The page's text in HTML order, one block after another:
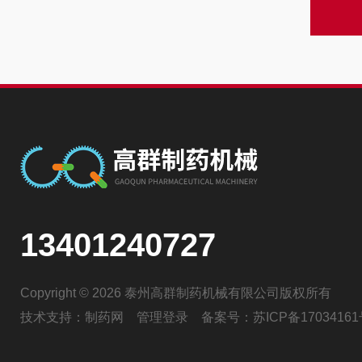
13401240727
Copyright © 2026 泰州高群制药机械有限公司版权所有
技术支持： 制药网 管理登录 备案号： 苏ICP备17034161